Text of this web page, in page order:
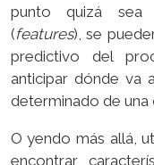
punto quizá sea
(features), se
predictivo del
anticipar dónde va
determinado de una
O yendo más allá,
encontrar